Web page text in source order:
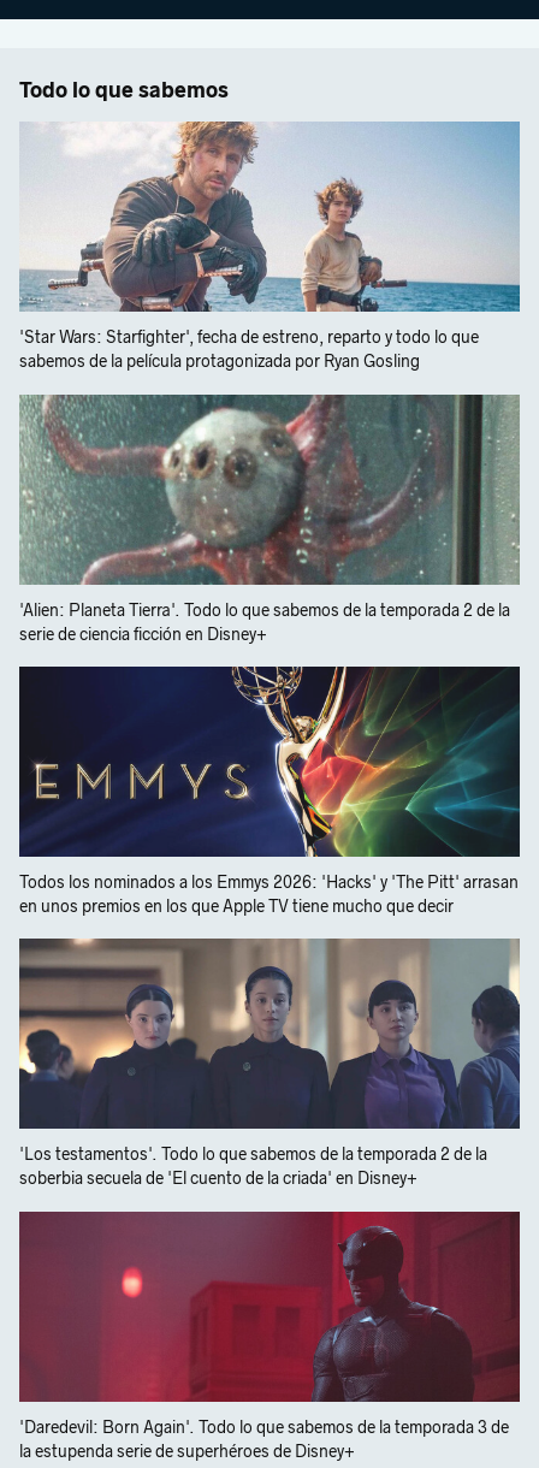
Todo lo que sabemos
'Star Wars: Starfighter', fecha de estreno, reparto y todo lo que
sabemos de la película protagonizada por Ryan Gosling
'Alien: Planeta Tierra'. Todo lo que sabemos de la temporada 2 de la
serie de ciencia ficción en Disney+
Todos los nominados a los Emmys 2026: 'Hacks' y 'The Pitt' arrasan
en unos premios en los que Apple TV tiene mucho que decir
'Los testamentos'. Todo lo que sabemos de la temporada 2 de la
soberbia secuela de 'El cuento de la criada' en Disney+
'Daredevil: Born Again'. Todo lo que sabemos de la temporada 3 de
la estupenda serie de superhéroes de Disney+